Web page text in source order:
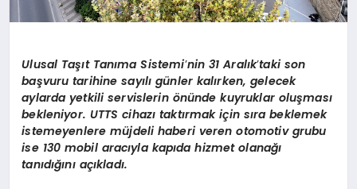
Ulusal Taşıt Tanıma Sistemi’nin 31 Aralık’taki son
başvuru tarihine sayılı günler kalırken, gelecek
aylarda yetkili servislerin önünde kuyruklar oluşması
bekleniyor. UTTS cihazı taktırmak için sıra beklemek
istemeyenlere müjdeli haberi veren otomotiv grubu
ise 130 mobil aracıyla kapıda hizmet olanağı
tanıdığını açıkladı.